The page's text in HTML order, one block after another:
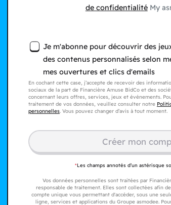
de confidentialitéMy
Je m'abonne pour découvrir des
des contenus personnalisés selon
mes ouvertures et clics d'emails
En cochant cette case, j’accepte de recevoir des
sociaux de la part de Financière Amuse BidCo et des
concernant leurs offres, services, jeux et événements.
traitement de vos données, veuillez consulter notre
personnelles. Vous pouvez changer d’avis à tout moment.
Créer mon
*Les champs annotés d’un astérisque
Vos données personnelles sont traitées par
responsable de traitement. Elles sont collectées afin
compte unique vous permettant d'accéder, sous une
ligne, services et applications du Groupe asmodee.